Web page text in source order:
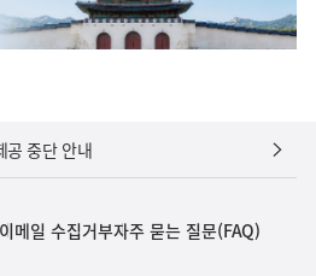
공 중단 안내
이메일 수집거부자주 묻는 질문(FAQ)